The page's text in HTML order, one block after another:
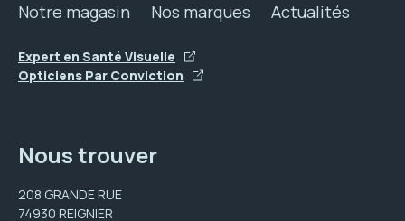
Notre magasin Nos marques Actualités
Expert en Santé Visuelle
Opticiens Par Conviction
Nous trouver
208 GRANDE RUE
74930 REIGNIER